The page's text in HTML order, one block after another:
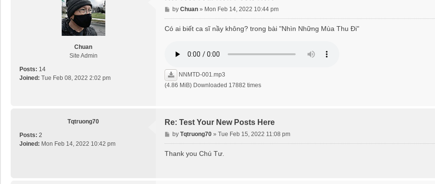
Chuan
Site Admin
Posts: 14
Joined: Tue Feb 08, 2022 2:02 pm
P
o
s
by Chuan» Mon Feb 14, 2022 10:44 pm
Có ai biết ca sĩ nầy không? trong bài "Nhìn Những Mùa Thu Đi"
NNMTD-001.mp3
(4.86 MiB) Downloaded 17882 times
Tqtruong70
Posts: 2
Joined: Mon Feb 14, 2022 10:42 pm
Re: Test Your New Posts Here
P
o
s
by Tqtruong70» Tue Feb 15, 2022 11:08 pm
Thank you Chú Tư.